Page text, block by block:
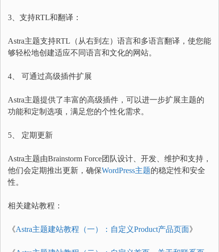
3、支持RTL和翻译：
Astra主题支持RTL（从右到左）语言和多语言翻译，使您能
够轻松地创建适应不同语言和文化的网站。
4、 可通过高级插件扩展
Astra主题提供了丰富的高级插件，可以进一步扩展主题的
功能和定制选项，满足您的个性化需求。
5、 定期更新
Astra主题由Brainstorm Force团队设计、开发、维护和支持，
他们会定期推出更新，确保WordPress主题的稳定性和安全
性。
相关建站教程：
《Astra主题建站教程（一）：自定义Product产品页面》